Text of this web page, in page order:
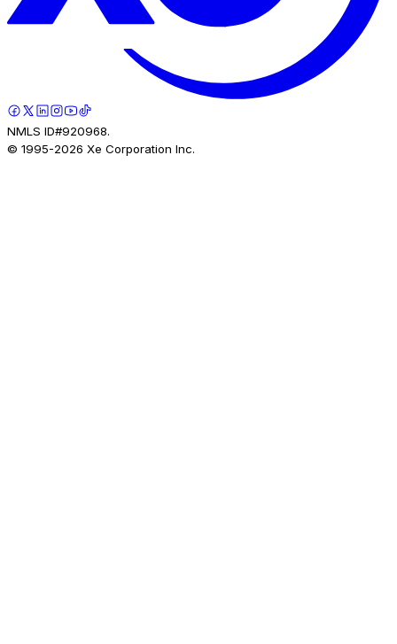
NMLS ID#920968.
© 1995-2026 Xe Corporation Inc.